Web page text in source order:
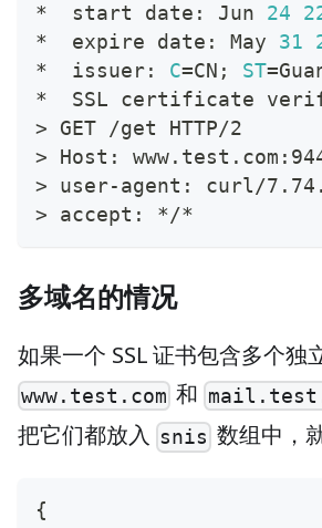
*  start date: Jun 24
*  expire date: May 31
*  issuer: C=CN ; ST=
*  SSL certificate
> GET /get HTTP/2
> Host:
> user-agent: curl/
> accept: */*
多域名的情况
如果一个 SSL 证书包含多个独
www.test.com 和
把它们都放入 snis 数组中，
{